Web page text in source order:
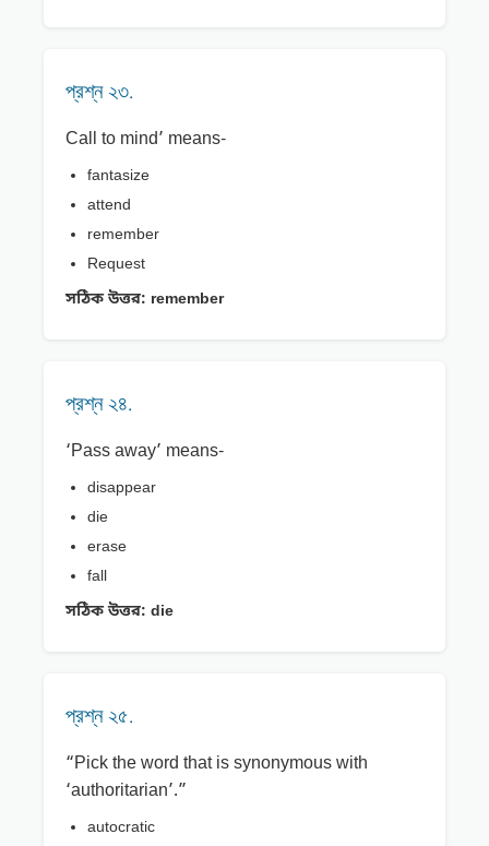
প্রশ্ন ২৩.
Call to mind’ means-
fantasize
attend
remember
Request
সঠিক উত্তর: remember
প্রশ্ন ২৪.
‘Pass away’ means-
disappear
die
erase
fall
সঠিক উত্তর: die
প্রশ্ন ২৫.
“Pick the word that is synonymous with
‘authoritarian’.”
autocratic